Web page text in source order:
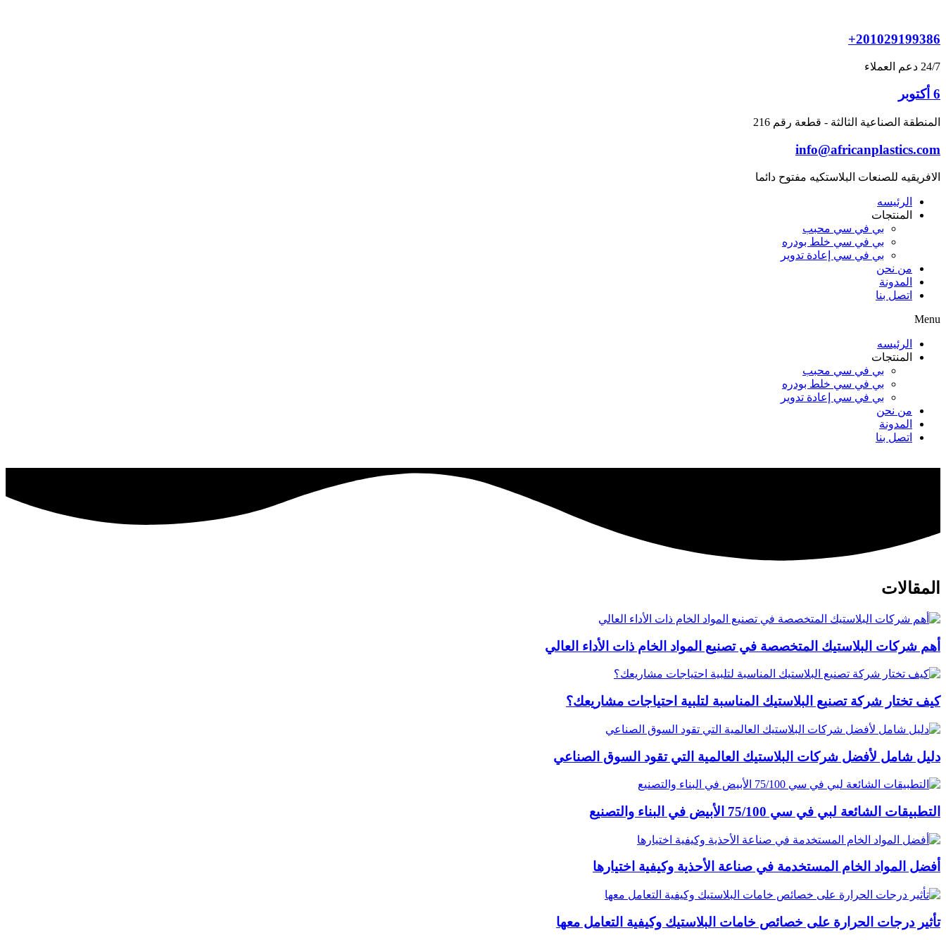
content
+201029199386
24/7 دعم العملاء
6 أكتوبر
المنطقة الصناعية الثالثة - قطعة رقم 216
info@africanplastics.com
الافريقيه للصنعات البلاستكيه مفتوح دائما
الرئيسه
المنتجات
بي في سي محبب
بي في سي خلط بودره
بي في سي إعادة تدوير
من نحن
المدونة
اتصل بنا
Menu
الرئيسه
المنتجات
بي في سي محبب
بي في سي خلط بودره
بي في سي إعادة تدوير
من نحن
المدونة
اتصل بنا
المقالات
أهم شركات البلاستيك المتخصصة في تصنيع المواد الخام ذات الأداء العالي
كيف تختار شركة تصنيع البلاستيك المناسبة لتلبية احتياجات مشاريعك؟
دليل شامل لأفضل شركات البلاستيك العالمية التي تقود السوق الصناعي
التطبيقات الشائعة لبي في سي 75/100 الأبيض في البناء والتصنيع
أفضل المواد الخام المستخدمة في صناعة الأحذية وكيفية اختيارها
تأثير درجات الحرارة على خصائص خامات البلاستيك وكيفية التعامل معها